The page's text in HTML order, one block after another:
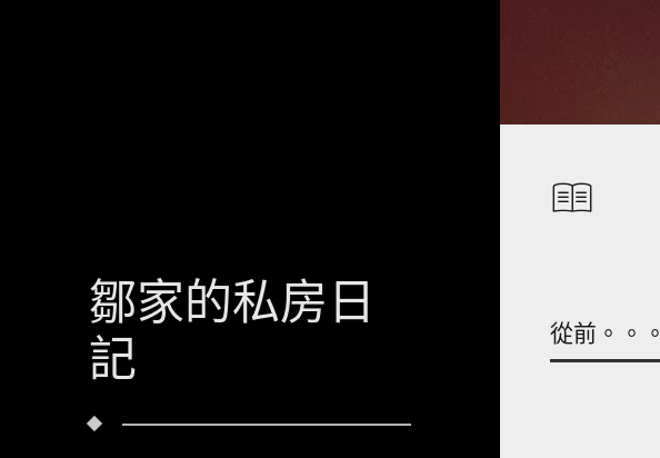
鄒家的私房日
記
從前。。。